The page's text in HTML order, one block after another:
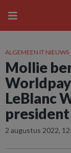
ALGEMEEN IT NIEUWS
Mollie
LeBlanc
2 augustus 2022,